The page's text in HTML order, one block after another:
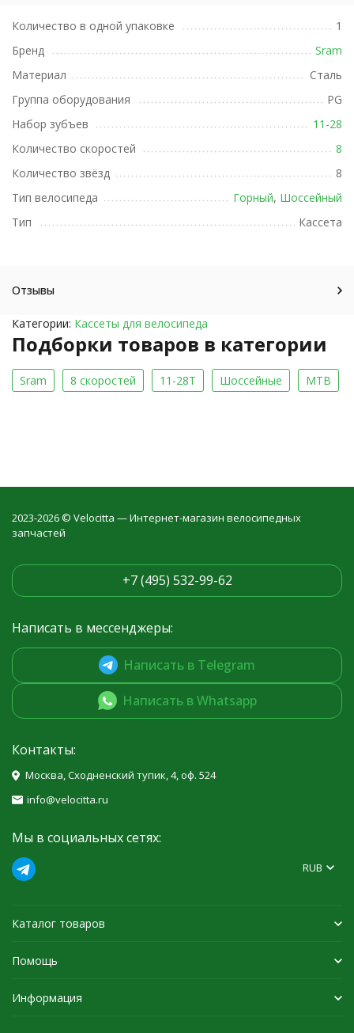
Количество в одной упаковке
1
Бренд
Sram
Материал
Сталь
Группа оборудования
PG
Набор зубъев
11-28
Количество скоростей
8
Количество звёзд
8
Тип велосипеда
Горный, Шоссейный
Тип
Кассета
Отзывы
Категории: Кассеты для велосипеда
Подборки товаров в категории
Sram 8 скоростей 11-28T Шоссейные MTB
2023-2026 © Velocitta — Интернет-магазин велосипедных
запчастей
+7 (495) 532-99-62
Написать в мессенджеры:
Написать в Telegram
Написать в Whatsapp
Контакты:
Москва, Сходненский тупик, 4, оф. 524
info@velocitta.ru
Мы в социальных сетях:
RUB
Каталог товаров
Помощь
Информация